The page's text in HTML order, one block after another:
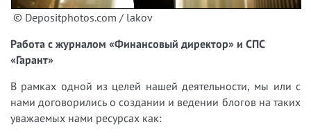
© Depositphotos.com / lakov
Работа с журналом «Финансовый директор» и СПС
«Гарант»
В рамках одной из целей нашей деятельности, мы или с
нами договорились о создании и ведении блогов на таких
уважаемых нами ресурсах как: